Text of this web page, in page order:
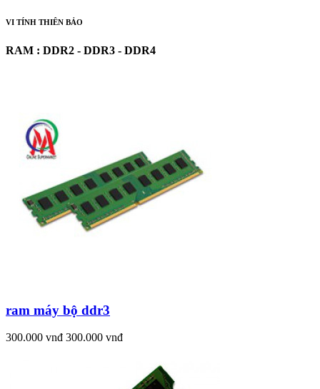
VI TÍNH THIÊN BẢO
RAM : DDR2 - DDR3 - DDR4
ram máy bộ ddr3
300.000 vnđ 300.000 vnđ